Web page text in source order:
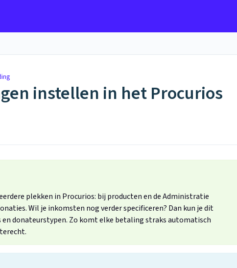
instellen in het Procurios
plekken in Procurios: bij producten en de Administratie
Wil je inkomsten nog verder specificeren? Dan kun je dit
donateurstypen. Zo komt elke betaling straks automatisch